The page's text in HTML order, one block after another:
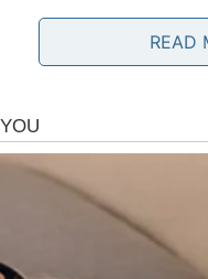
svetlost, jasnoću i
koja vas podiže.
ovaj dan da
KUĆA
donosi fokus na
READ